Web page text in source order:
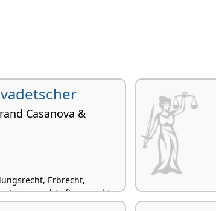
Casanova &
Erbrecht,
und Auftragsrecht